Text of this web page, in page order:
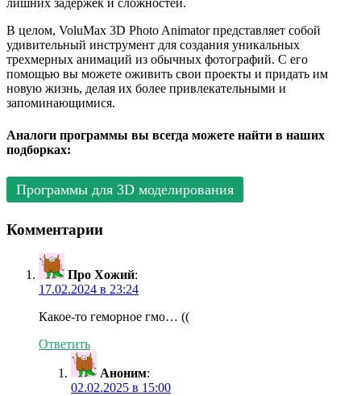
лишних задержек и сложностей.
В целом, VoluMax 3D Photo Animator представляет собой
удивительный инструмент для создания уникальных
трехмерных анимаций из обычных фотографий. С его
помощью вы можете оживить свои проекты и придать им
новую жизнь, делая их более привлекательными и
запоминающимися.
Аналоги программы вы всегда можете найти в наших
подборках:
Программы для 3D моделирования
Комментарии
Про Хожий:
17.02.2024 в 23:24
Какое-то геморное гмо… ((
Ответить
Аноним:
02.02.2025 в 15:00